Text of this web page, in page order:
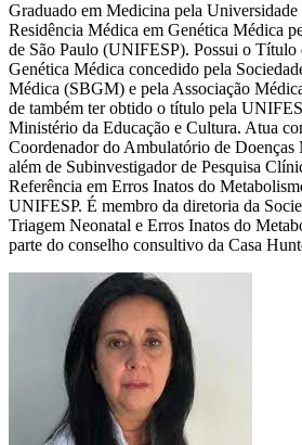
Graduado em Medicina pela
Residência Médica em Genética Médica
de São Paulo (UNIFESP). Possui o Título
Genética Médica concedido pela
Médica (SBGM) e pela Associação
de também ter obtido o título pela
Ministério da Educação e Cultura. Atua
Coordenador do Ambulatório de Doenças
além de Subinvestigador de Pesquisa
Referência em Erros Inatos do
UNIFESP. É membro da diretoria da
Triagem Neonatal e Erros Inatos do
parte do conselho consultivo da Casa